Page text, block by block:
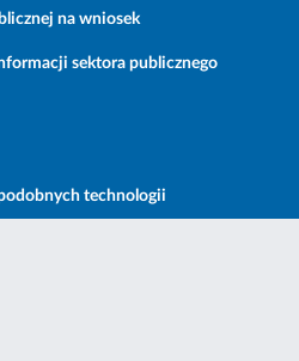
na wniosek
sektora publicznego
technologii